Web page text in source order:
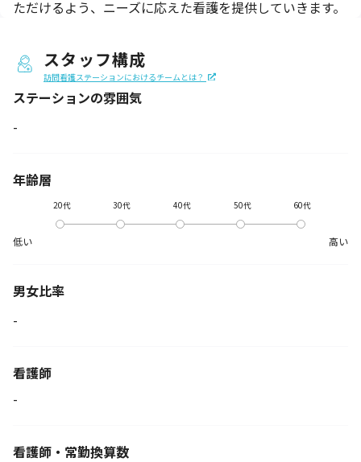
ただけるよう、ニーズに応えた看護を提供していきます。
スタッフ構成
訪問看護ステーションにおけるチームとは？
ステーションの雰囲気
-
年齢層
低い
20代 30代 40代 50代 60代
高い
男女比率
-
看護師
-
看護師・常勤換算数